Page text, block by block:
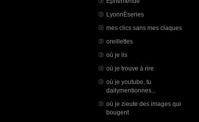
LyonnÈseries
mes clics sans mes claques
oreillettes
où je lis
où je trouve à rire
où je youtube, tu
dailymentionnes...
où je zieute des images qui
bougent